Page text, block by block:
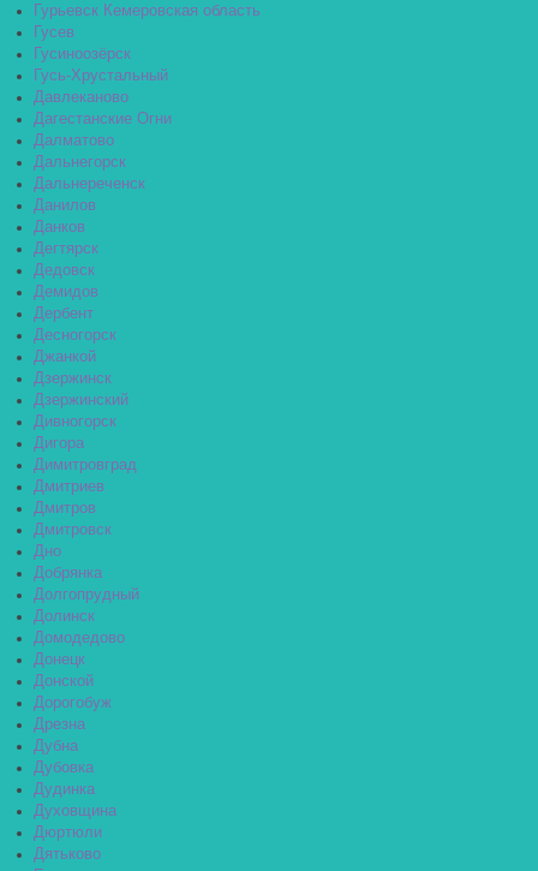
Гурьевск Кемеровская область
Гусев
Гусиноозёрск
Гусь-Хрустальный
Давлеканово
Дагестанские Огни
Далматово
Дальнегорск
Дальнереченск
Данилов
Данков
Дегтярск
Дедовск
Демидов
Дербент
Десногорск
Джанкой
Дзержинск
Дзержинский
Дивногорск
Дигора
Димитровград
Дмитриев
Дмитров
Дмитровск
Дно
Добрянка
Долгопрудный
Долинск
Домодедово
Донецк
Донской
Дорогобуж
Дрезна
Дубна
Дубовка
Дудинка
Духовщина
Дюртюли
Дятьково